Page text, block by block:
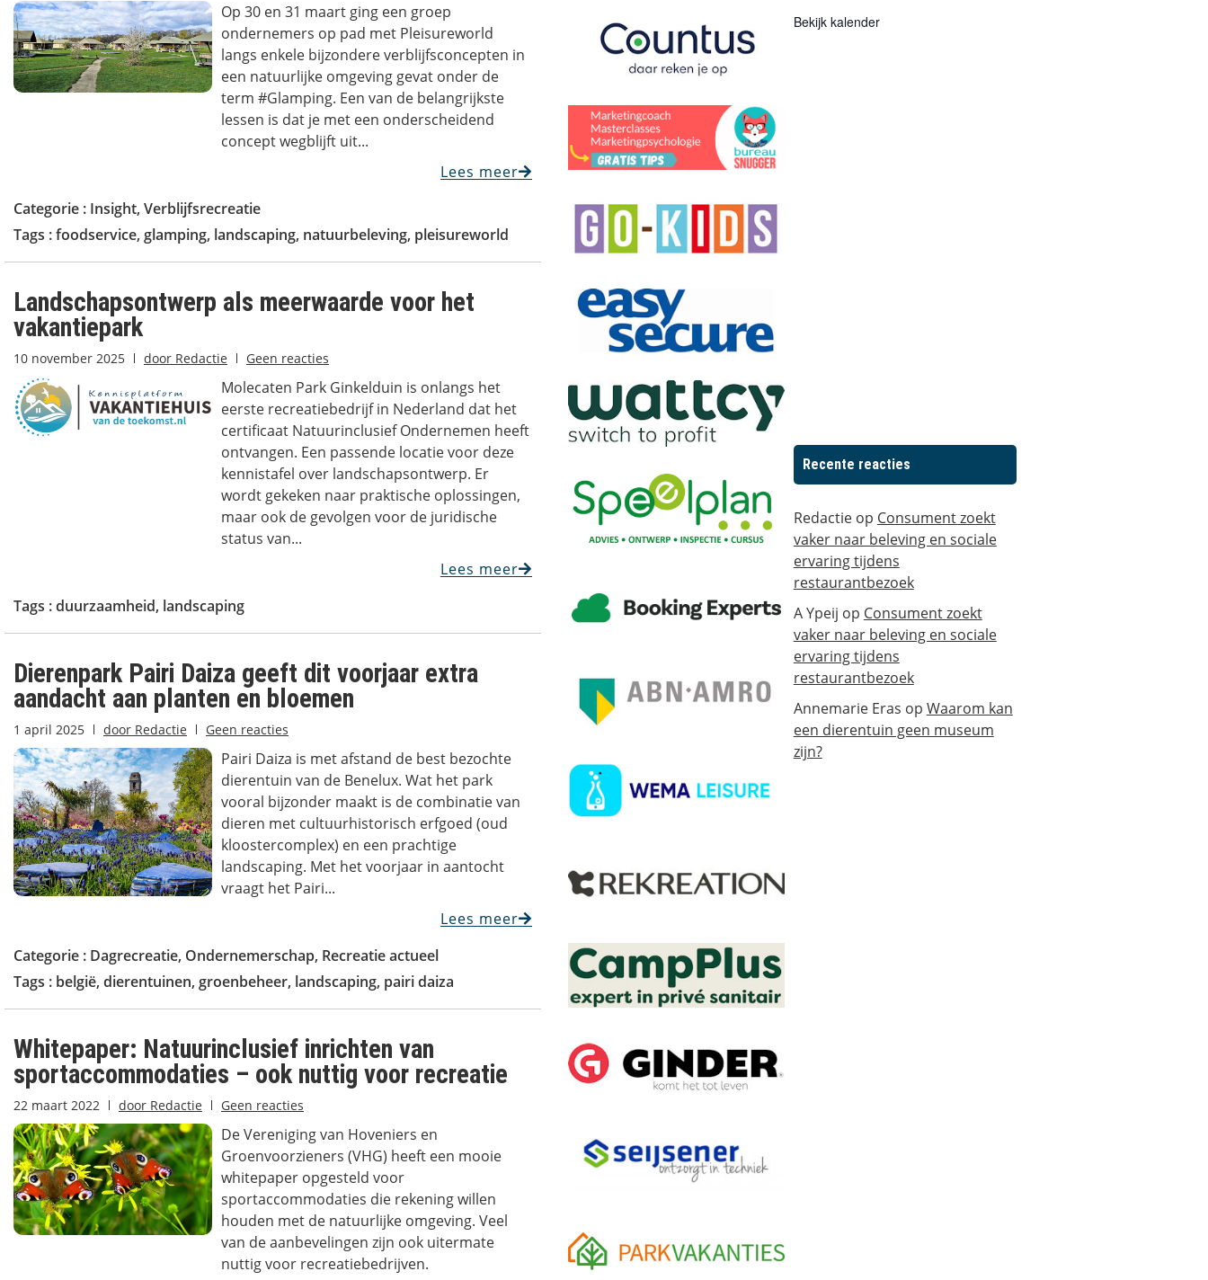
Op 30 en 31 maart ging een groep
ondernemers op pad met Pleisureworld
langs enkele bijzondere verblijfsconcepten in
een natuurlijke omgeving gevat onder de
term #Glamping. Een van de belangrijkste
lessen is dat je met een onderscheidend
concept wegblijft uit...
Lees meer
Categorie : Insight, Verblijfsrecreatie
Tags :foodservice, glamping, landscaping, natuurbeleving, pleisureworld
Landschapsontwerp als meerwaarde voor het
vakantiepark
10 november 2025 door Redactie Geen reacties
Molecaten Park Ginkelduin is onlangs het
eerste recreatiebedrijf in Nederland dat het
certificaat Natuurinclusief Ondernemen heeft
ontvangen. Een passende locatie voor deze
kennistafel over landschapsontwerp. Er
wordt gekeken naar praktische oplossingen,
maar ook de gevolgen voor de juridische
status van...
Lees meer
Tags :duurzaamheid, landscaping
Dierenpark Pairi Daiza geeft dit voorjaar extra
aandacht aan planten en bloemen
1 april 2025 door Redactie Geen reacties
Pairi Daiza is met afstand de best bezochte
dierentuin van de Benelux. Wat het park
vooral bijzonder maakt is de combinatie van
dieren met cultuurhistorisch erfgoed (oud
kloostercomplex) en een prachtige
landscaping. Met het voorjaar in aantocht
vraagt het Pairi...
Lees meer
Categorie : Dagrecreatie, Ondernemerschap, Recreatie actueel
Tags : belgië, dierentuinen, groenbeheer, landscaping, pairi daiza
Whitepaper: Natuurinclusief inrichten van
sportaccommodaties – ook nuttig voor recreatie
22 maart 2022 door Redactie Geen reacties
De Vereniging van Hoveniers en
Groenvoorzieners (VHG) heeft een mooie
whitepaper opgesteld voor
sportaccommodaties die rekening willen
houden met de natuurlijke omgeving. Veel
van de aanbevelingen zijn ook uitermate
nuttig voor recreatiebedrijven.
Bekijk kalender
Recente reacties
Redactieop Consument zoekt
vaker naar beleving en sociale
ervaring tijdens
restaurantbezoek
A Ypeij op Consument zoekt
vaker naar beleving en sociale
ervaring tijdens
restaurantbezoek
Annemarie Eras op Waarom kan
een dierentuin geen museum
zijn?